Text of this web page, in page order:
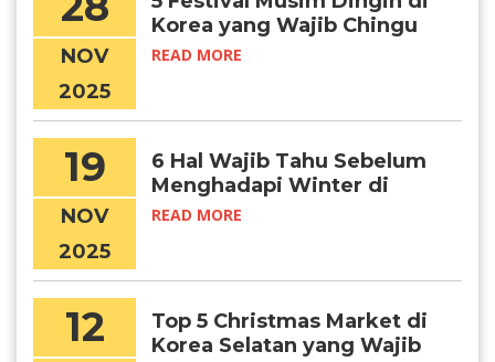
NOV
2025
Korea yang Wajib Chingu
Kunjungi
READ MORE
19
NOV
2025
6 Hal Wajib Tahu Sebelum
Menghadapi Winter di
Korea
READ MORE
12
Top 5 Christmas Market di
Korea Selatan yang Wajib